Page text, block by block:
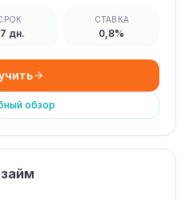
дн.
СТАВКА
0,8%
обзор